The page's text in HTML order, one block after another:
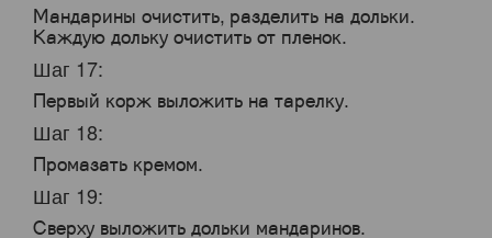
Мандарины очистить, разделить на дольки.
Каждую дольку очистить от пленок.
Шаг 17:
Первый корж выложить на тарелку.
Шаг 18:
Промазать кремом.
Шаг 19:
Сверху выложить дольки мандаринов.